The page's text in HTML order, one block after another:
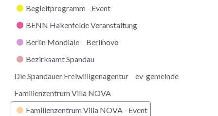
Kategorien
Begleitprogramm - Event
BENN Hakenfelde Veranstaltung
Berlin Mondiale
Berlinovo
Bezirksamt Spandau
Die Spandauer Freiwilligenagentur
ev-gemeinde
Familienzentrum Villa NOVA
Familienzentrum Villa NOVA - Event